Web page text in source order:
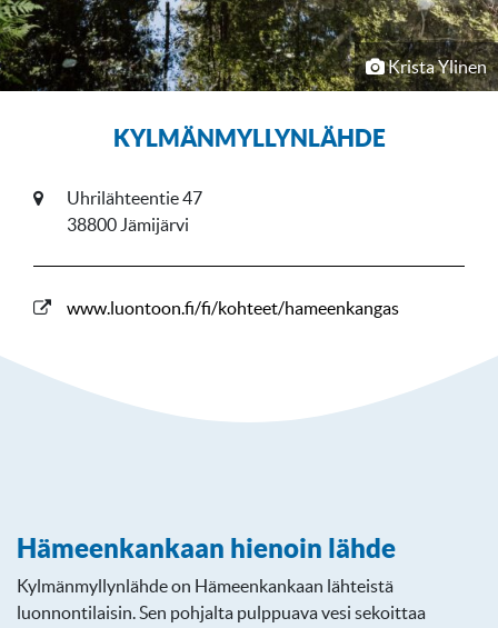
Krista Ylinen
KYLMÄNMYLLYNLÄHDE
Uhrilähteentie 47
38800 Jämijärvi
www.luontoon.fi/fi/kohteet/hameenkangas
Hämeenkankaan hienoin lähde
Kylmänmyllynlähde on Hämeenkankaan lähteistä
luonnontilaisin. Sen pohjalta pulppuava vesi sekoittaa